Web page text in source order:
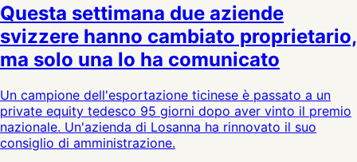
Questa settimana due aziende
svizzere hanno cambiato proprietario,
ma solo una lo ha comunicato
Un campione dell'esportazione ticinese è passato a un
private equity tedesco 95 giorni dopo aver vinto il premio
nazionale. Un'azienda di Losanna ha rinnovato il suo
consiglio di amministrazione.